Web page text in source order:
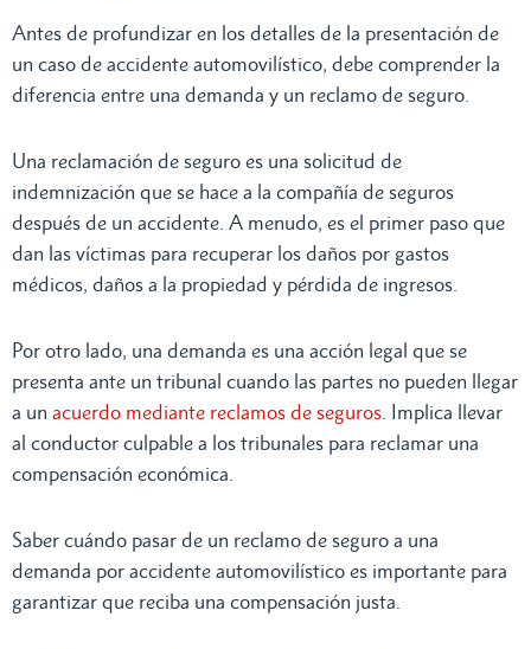
Antes de profundizar en los detalles de la presentación de
un caso de accidente automovilístico, debe comprender la
diferencia entre una demanda y un reclamo de seguro.
Una reclamación de seguro es una solicitud de
indemnización que se hace a la compañía de seguros
después de un accidente. A menudo, es el primer paso que
dan las víctimas para recuperar los daños por gastos
médicos, daños a la propiedad y pérdida de ingresos.
Por otro lado, una demanda es una acción legal que se
presenta ante un tribunal cuando las partes no pueden llegar
a un acuerdo mediante reclamos de seguros . Implica llevar
al conductor culpable a los tribunales para reclamar una
compensación económica.
Saber cuándo pasar de un reclamo de seguro a una
demanda por accidente automovilístico es importante para
garantizar que reciba una compensación justa.